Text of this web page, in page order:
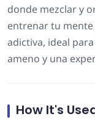
donde mezclar y
entrenar tu
adictiva, ideal
ameno y una
How It's